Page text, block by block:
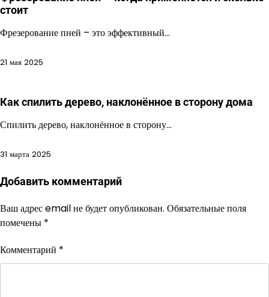
стоит
Фрезерование пней – это эффективный…
21 мая 2025
Как спилить дерево, наклонённое в сторону дома
Спилить дерево, наклонённое в сторону…
31 марта 2025
Добавить комментарий
Ваш адрес email не будет опубликован. Обязательные поля
помечены *
Комментарий *